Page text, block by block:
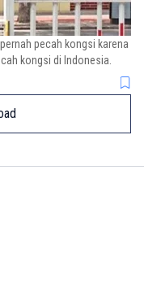
pecah kongsi karena
kongsi di Indonesia.